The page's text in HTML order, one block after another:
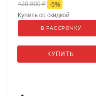
420 800₽ -5%
КУПИТЬ
Купить со скидкой
В РАССРОЧКУ